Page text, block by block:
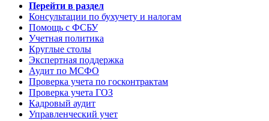
Перейти в раздел
Консультации по бухучету и налогам
Помощь с ФСБУ
Учетная политика
Круглые столы
Экспертная поддержка
Аудит по МСФО
Проверка учета по госконтрактам
Проверка учета ГОЗ
Кадровый аудит
Управленческий учет